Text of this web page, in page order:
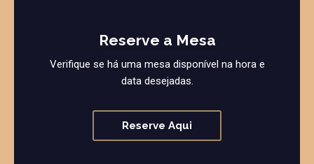
Reserve a Mesa
Verifique se há uma mesa disponível na hora e
data desejadas.
Reserve Aqui